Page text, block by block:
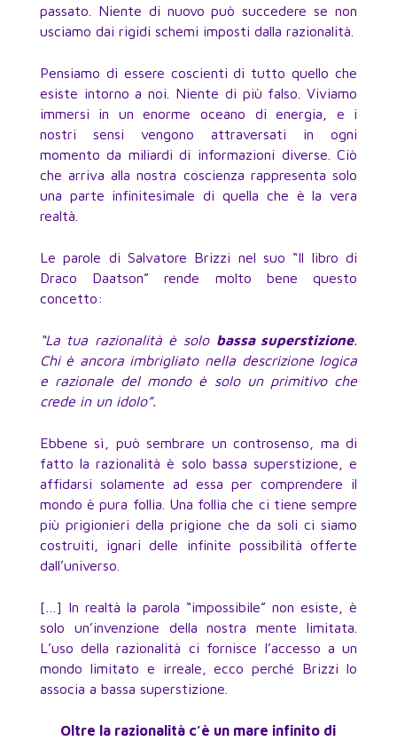
passato. Niente di nuovo può succedere se non
usciamo dai rigidi schemi imposti dalla razionalità.
Pensiamo di essere coscienti di tutto quello che
esiste intorno a noi. Niente di più falso. Viviamo
immersi in un enorme oceano di energia, e i
nostri sensi vengono attraversati in ogni
momento da miliardi di informazioni diverse. Ciò
che arriva alla nostra coscienza rappresenta solo
una parte infinitesimale di quella che è la vera
realtà.
Le parole di Salvatore Brizzi nel suo “Il libro di
Draco Daatson” rende molto bene questo
concetto:
“La tua razionalità è solo bassa superstizione.
Chi è ancora imbrigliato nella descrizione logica
e razionale del mondo è solo un primitivo che
crede in un idolo”.
Ebbene sì, può sembrare un controsenso, ma di
fatto la razionalità è solo bassa superstizione, e
affidarsi solamente ad essa per comprendere il
mondo è pura follia. Una follia che ci tiene sempre
più prigionieri della prigione che da soli ci siamo
costruiti, ignari delle infinite possibilità offerte
dall’universo.
[…] In realtà la parola “impossibile” non esiste, è
solo un’invenzione della nostra mente limitata.
L’uso della razionalità ci fornisce l’accesso a un
mondo limitato e irreale, ecco perché Brizzi lo
associa a bassa superstizione.
Oltre la razionalità c’è un mare infinito di